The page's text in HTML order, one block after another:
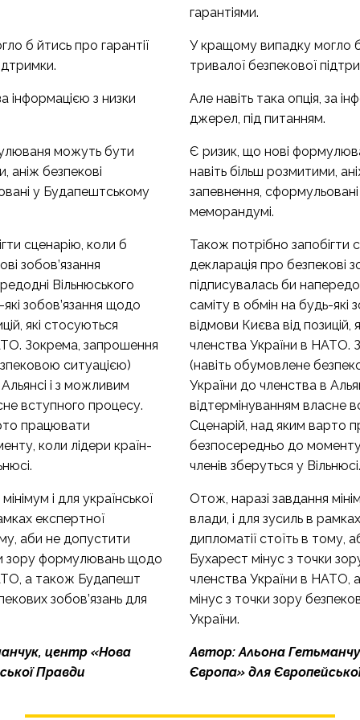
б йтись про гарантії
інформацією з низки
можуть бути
аніж безпекові
у Будапештському
сценарію, коли б
зобов’язання
Вільнюського
зобов’язання щодо
які стосуються
Зокрема, запрошення
ситуацією)
і з можливим
вступного процесу.
працювати
коли лідери країн-
і для української
експертної
аби не допустити
зору формулювань щодо
а також Будапешт
зобов’язань для
центр «Нова
Правди
гарантіями.
У кращому випадку могло б
тривалої безпекової
Але навіть така опція, за
джерел, під питанням.
Є ризик, що нові
навіть більш розмитими,
запевнення,
меморандумі.
Також потрібно запобігти
декларація про безпекові
підписувалась би
саміту в обмін на будь-які
відмови Києва від позицій,
членства України в НАТО.
(навіть обумовлене
України до членства в
відтермінуванням власне
Сценарій, над яким варто
безпосередньо до
членів зберуться у Вільнюсі.
Отож, наразі завдання
влади, і для зусиль в
дипломатії стоїть в тому,
Бухарест мінус з точки
членства України в НАТО,
мінус з точки зору
України.
Автор: Альона
Європа» для